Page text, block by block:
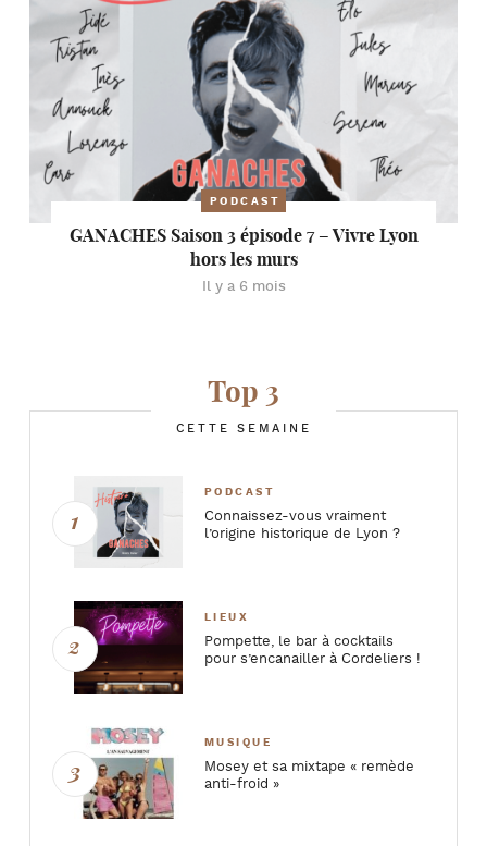
PODCAST
GANACHES Saison 3 épisode 7 – Vivre Lyon
hors les murs
Il y a 6 mois
Top 3
CETTE SEMAINE
PODCAST
Connaissez-vous vraiment
l’origine historique de Lyon ?
LIEUX
Pompette, le bar à cocktails
pour s’encanailler à Cordeliers !
MUSIQUE
Mosey et sa mixtape « remède
anti-froid »